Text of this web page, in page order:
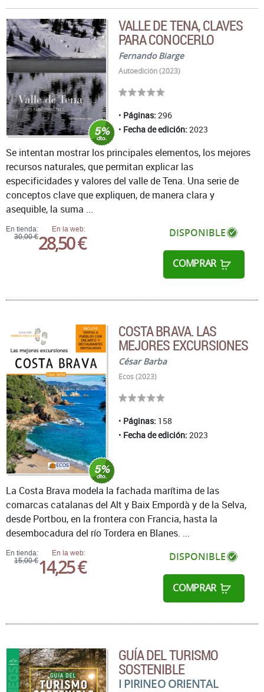
VALLE DE TENA, CLAVES
PARA CONOCERLO
Fernando Biarge
Autoedición (2023)
Páginas: 296
Fecha de edición: 2023
En tienda:
30,00 €
En la web:
28,50 € DISPONIBLE
COMPRAR
Se intentan mostrar los principales elementos, los mejores
recursos naturales, que permitan explicar las
especificidades y valores del valle de Tena. Una serie de
conceptos clave que expliquen, de manera clara y
asequible, la suma ...
COSTA BRAVA. LAS
MEJORES EXCURSIONES
César Barba
Ecos (2023)
Páginas: 158
Fecha de edición: 2023
En tienda:
15,00 €
En la web:
14,25 € DISPONIBLE
COMPRAR
La Costa Brava modela la fachada marítima de las
comarcas catalanas del Alt y Baix Empordà y de la Selva,
desde Portbou, en la frontera con Francia, hasta la
desembocadura del río Tordera en Blanes. ...
GUÍA DEL TURISMO
SOSTENIBLE
I PIRINEO ORIENTAL